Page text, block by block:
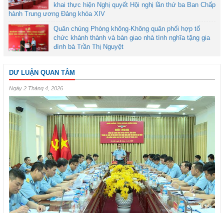
khai thực hiện Nghị quyết Hội nghị lần thứ ba Ban Chấp
hành Trung ương Đảng khóa XIV
Quân chủng Phòng không-Không quân phối hợp tổ
chức khánh thành và bàn giao nhà tình nghĩa tặng gia
đình bà Trần Thị Nguyệt
DƯ LUẬN QUAN TÂM
Ngày 2 Tháng 4, 2026